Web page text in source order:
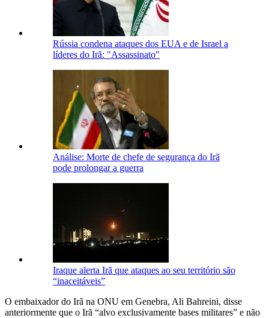
Rússia condena ataques dos EUA e de Israel a
líderes do Irã: "Assassinato"
Análise: Morte de chefe de segurança do Irã
pode prolongar a guerra
Iraque alerta Irã que ataques ao seu território são
“inaceitáveis”
O embaixador do Irã na ONU em Genebra, Ali Bahreini, disse
anteriormente que o Irã “alvo exclusivamente bases militares” e não